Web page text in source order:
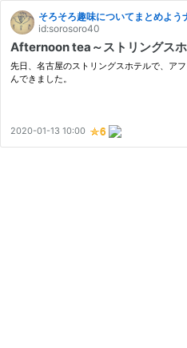
そろそろ趣味についてまとめよう
id:sorosoro40
Afternoon tea～ストリングス
先日、名古屋のストリングスホテルで、ア
んできました。
2020-01-13 10:00